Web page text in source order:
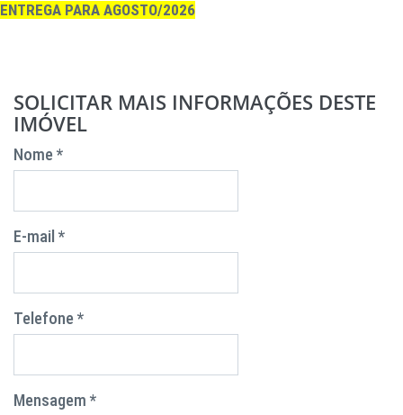
ENTREGA PARA AGOSTO/2026
SOLICITAR MAIS INFORMAÇÕES DESTE
IMÓVEL
Nome *
E-mail *
Telefone *
Mensagem *